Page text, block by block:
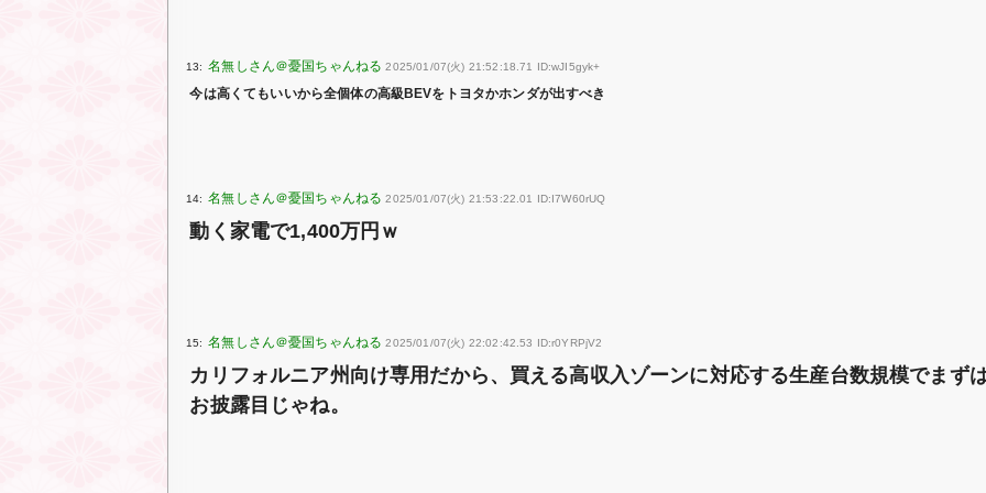
13: 2025/01/07(火) 21:52:18.71 ID:wJI5gyk+
今は高くてもいいから全個体の高級BEVをトヨタかホンダが出すべき
14: 2025/01/07(火) 21:53:22.01 ID:I7W60rUQ
動く家電で1,400万円ｗ
15: 2025/01/07(火) 22:02:42.53 ID:r0YRPjV2
カリフォルニア州向け専用だから、買える高収入ゾーンに対応する生産台数規模でまず
お披露目じゃね。